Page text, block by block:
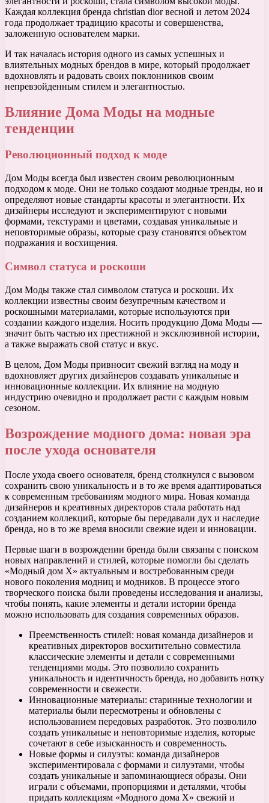
Каждая коллекция бренда christian dior весной и летом 2024
года продолжает традицию красоты и совершенства,
заложенную основателем марки.
И так началась история одного из самых успешных и
влиятельных модных брендов в мире, который продолжает
вдохновлять и радовать своих поклонников своим
непревзойденным стилем и элегантностью.
Влияние Дома Моды на модные
тенденции
Революционный подход к моде
Дом Моды всегда был известен своим революционным
подходом к моде. Они не только создают модные тренды, но и
определяют новые стандарты красоты и элегантности. Их
дизайнеры исследуют и экспериментируют с новыми
формами, текстурами и цветами, создавая уникальные и
неповторимые образы, которые сразу становятся объектом
подражания и восхищения.
Символ статуса и роскоши
Дом Моды также стал символом статуса и роскоши. Их
коллекции известны своим безупречным качеством и
роскошными материалами, которые используются при
создании каждого изделия. Носить продукцию Дома Моды —
значит быть частью их престижной и эксклюзивной истории,
а также выражать свой статус и вкус.
В целом, Дом Моды привносит свежий взгляд на моду и
вдохновляет других дизайнеров создавать уникальные и
инновационные коллекции. Их влияние на модную
индустрию очевидно и продолжает расти с каждым новым
сезоном.
Возрождение модного дома: новая эра
после ухода основателя
После ухода своего основателя, бренд столкнулся с вызовом
сохранить свою уникальность и в то же время адаптироваться
к современным требованиям модного мира. Новая команда
дизайнеров и креативных директоров стала работать над
созданием коллекций, которые бы передавали дух и наследие
бренда, но в то же время вносили свежие идеи и инновации.
Первые шаги в возрождении бренда были связаны с поиском
новых направлений и стилей, которые помогли бы сделать
«Модный дом Х» актуальным и востребованным среди
нового поколения модниц и модников. В процессе этого
творческого поиска были проведены исследования и анализы,
чтобы понять, какие элементы и детали истории бренда
можно использовать для создания современных образов.
Преемственность стилей: новая команда дизайнеров и
креативных директоров восхитительно совместила
классические элементы и детали с современными
тенденциями моды. Это позволило сохранить
уникальность и идентичность бренда, но добавить нотку
современности и свежести.
Инновационные материалы: старинные технологии и
материалы были пересмотрены и обновлены с
использованием передовых разработок. Это позволило
создать уникальные и неповторимые изделия, которые
сочетают в себе изысканность и современность.
Новые формы и силуэты: команда дизайнеров
экспериментировала с формами и силуэтами, чтобы
создать уникальные и запоминающиеся образы. Они
играли с объемами, пропорциями и деталями, чтобы
придать коллекциям «Модного дома Х» свежий и